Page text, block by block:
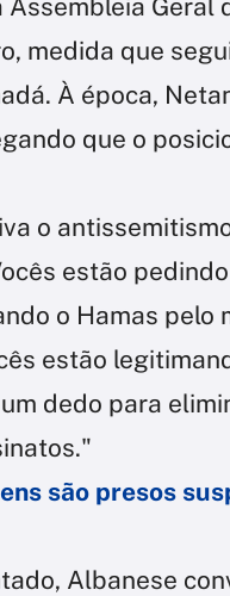
Geral
medida que
À época,
que o
o
estão
o Hamas pelo
estão
dedo para
são presos
Albanese